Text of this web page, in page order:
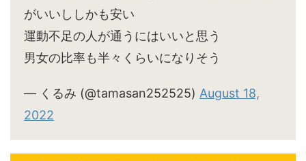
がいいししかも安い
運動不足の人が通うにはいいと思う
男女の比率も半々くらいになりそう
— くるみ (@tamasan252525) August 18,
2022